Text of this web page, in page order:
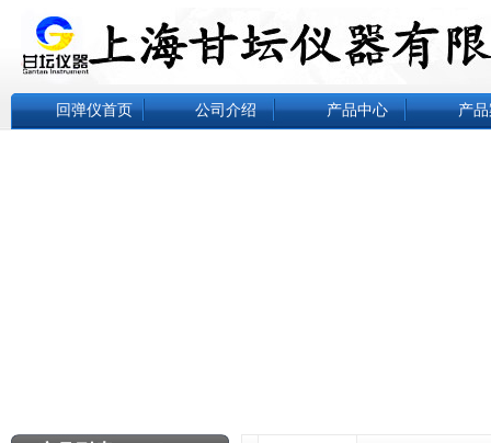
回弹仪首页 公司介绍 产品中心 产